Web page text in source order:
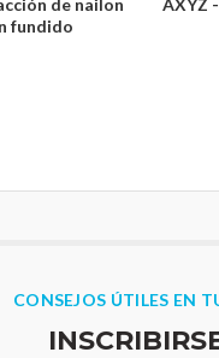
de nailon
fundido
AXYZ
CONSEJOS ÚTILES EN